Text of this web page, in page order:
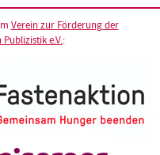
Verein zur Förderung der
e.V.: